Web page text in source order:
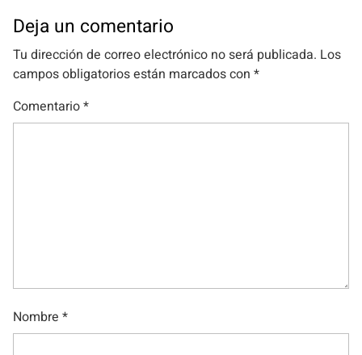
Deja un comentario
Tu dirección de correo electrónico no será publicada. Los
campos obligatorios están marcados con *
Comentario*
Nombre *